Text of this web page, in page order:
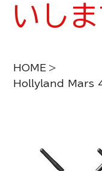
いしま
HOME >